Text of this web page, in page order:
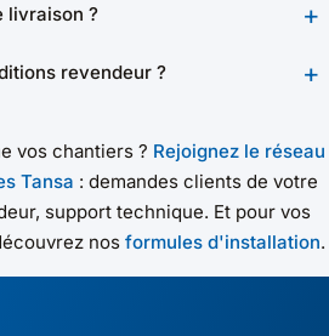
livraison ?
revendeur ?
vos chantiers ? Rejoignez le réseau
Tansa : demandes clients de votre
support technique. Et pour vos
nos formules d'installation.